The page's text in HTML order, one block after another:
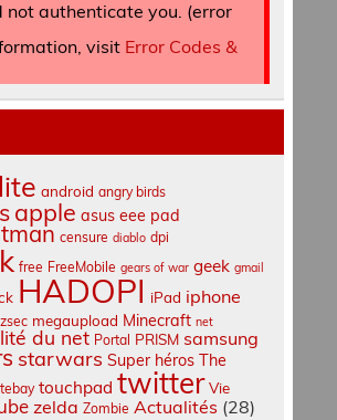
not authenticate you. (error
visit Error Codes &
android angry birds
apple asus eee pad
censure diablo dpi
free FreeMobile gears of war geek gmail
HADOPI iPad iphone
megaupload Minecraft net
du net Portal PRISM samsung
starwars Super héros The
touchpad twitter Vie
zelda Zombie Actualités (28)